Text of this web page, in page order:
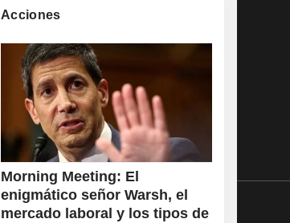
Acciones
Morning Meeting: El
enigmático señor Warsh, el
mercado laboral y los tipos de